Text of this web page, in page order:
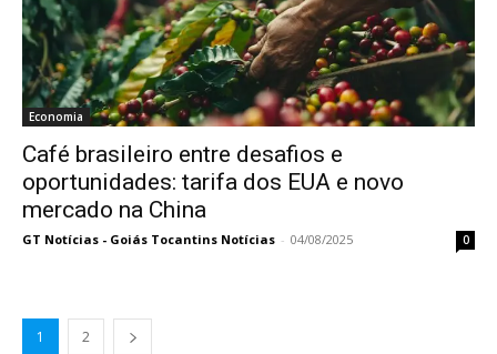
Economia
Café brasileiro entre desafios e
oportunidades: tarifa dos EUA e novo
mercado na China
GT Notícias - Goiás Tocantins Notícias - 04/08/2025 0
1 2